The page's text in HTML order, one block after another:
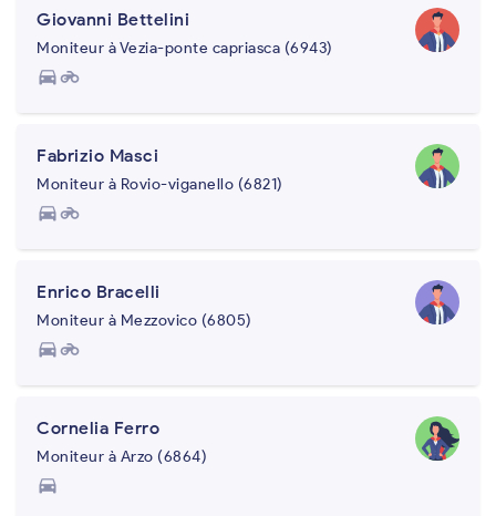
Giovanni Bettelini
Moniteur à Vezia-ponte capriasca (6943)
directions_carmotorcycle
Fabrizio Masci
Moniteur à Rovio-viganello (6821)
directions_carmotorcycle
Enrico Bracelli
Moniteur à Mezzovico (6805)
directions_carmotorcycle
Cornelia Ferro
Moniteur à Arzo (6864)
directions_car